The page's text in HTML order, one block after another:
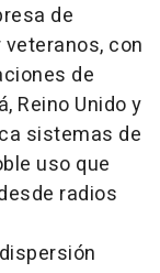
de
con
de
Reino Unido y
sistemas de
uso que
radios